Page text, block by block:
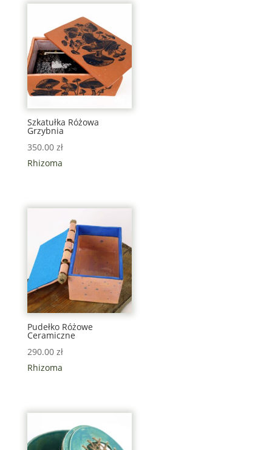
Szkatułka Różowa
Grzybnia
350.00 zł
Rhizoma
Pudełko Różowe
Ceramiczne
290.00 zł
Rhizoma